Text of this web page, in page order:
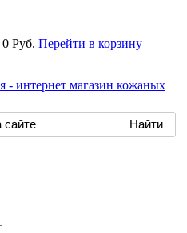
0 Руб. Перейти в корзину